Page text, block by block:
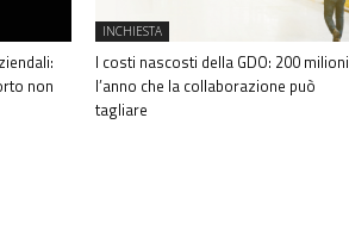
non
INCHIESTA
I costi nascosti della GDO: 200 milioni
l’anno che la collaborazione può
tagliare